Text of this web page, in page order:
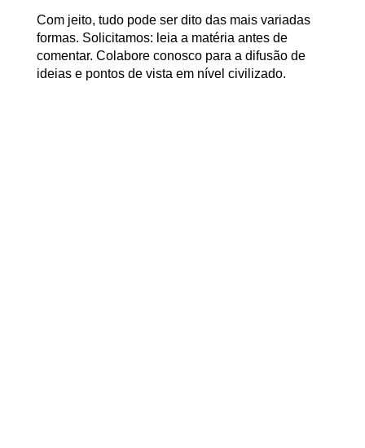
Com jeito, tudo pode ser dito das mais variadas
formas. Solicitamos: leia a matéria antes de
comentar. Colabore conosco para a difusão de
ideias e pontos de vista em nível civilizado.